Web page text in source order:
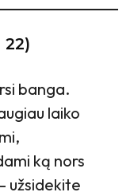
22)
banga.
laiko
ką nors
užsidekite